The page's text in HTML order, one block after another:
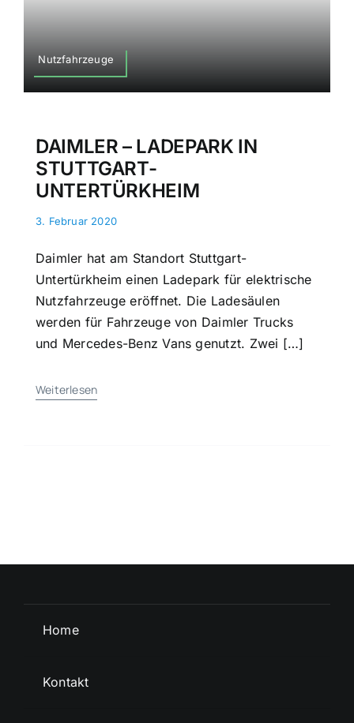
Nutzfahrzeuge
DAIMLER – LADEPARK IN
STUTTGART-
UNTERTÜRKHEIM
3. Februar 2020
Daimler hat am Standort Stuttgart-
Untertürkheim einen Ladepark für elektrische
Nutzfahrzeuge eröffnet. Die Ladesäulen
werden für Fahrzeuge von Daimler Trucks
und Mercedes-Benz Vans genutzt. Zwei […]
Weiterlesen
Home
Kontakt